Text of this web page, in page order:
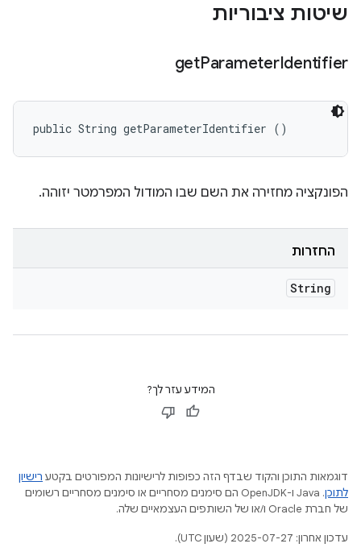
שיטות ציבוריות
getParameterIdentifier
public String getParameterIdentifier ()
הפונקציה מחזירה את השם שבו המודול המפרמטר יזוהה.
החזרות
String
המידע עזר לך?
דוגמאות התוכן והקוד שבדף הזה כפופות לרישיונות המפורטים בקטע רישיון
לתוכן
.‏ Java ו-OpenJDK הם סימנים מסחריים או סימנים מסחריים רשומים
של חברת Oracle ו/או של השותפים העצמאיים שלה.
עדכון אחרון: 2025-07-27 (שעון UTC).